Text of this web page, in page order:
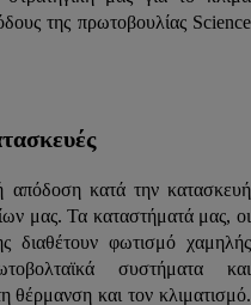
της πρωτοβουλίας Science
απόδοση κατά την κατασκευή
μας. Τα καταστήματά μας, οι
διαθέτουν φωτισμό χαμηλής
συστήματα και
θέρμανση και τον κλιματισμό.